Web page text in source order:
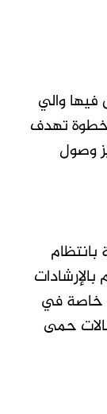
فيها والي
تهدف
وصول
بانتظام
خاصة في
حمى